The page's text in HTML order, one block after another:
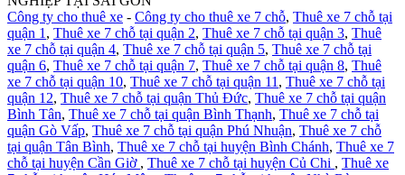
Công ty cho thuê xe - Công ty cho thuê xe 7 chỗ, Thuê xe 7 chỗ tại
quận 1 , Thuê xe 7 chỗ tại quận 2, Thuê xe 7 chỗ tại quận 3, Thuê
xe 7 chỗ tại quận 4, Thuê xe 7 chỗ tại quận 5, Thuê xe 7 chỗ tại
quận 6, Thuê xe 7 chỗ tại quận 7, Thuê xe 7 chỗ tại quận 8, Thuê
xe 7 chỗ tại quận 10, Thuê xe 7 chỗ tại quận 11 , Thuê xe 7 chỗ tại
quận 12, Thuê xe 7 chỗ tại quận Thủ Đức, Thuê xe 7 chỗ tại quận
Bình Tân, Thuê xe 7 chỗ tại quận Bình Thạnh, Thuê xe 7 chỗ tại
quận Gò Vấp, Thuê xe 7 chỗ tại quận Phú Nhuận, Thuê xe 7 chỗ
tại quận Tân Bình, Thuê xe 7 chỗ tại huyện Bình Chánh, Thuê xe 7
chỗ tại huyện Cần Giờ , Thuê xe 7 chỗ tại huyện Củ Chi , Thuê xe